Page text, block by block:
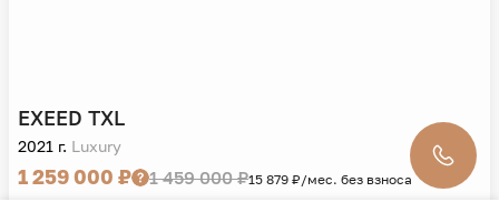
EXEED TXL
2021 г. Luxury
1 259 000 ₽ 1 459 000 ₽15 879 ₽/мес. без взноса